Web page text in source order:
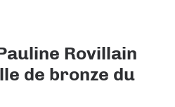
Rovillain
de bronze du